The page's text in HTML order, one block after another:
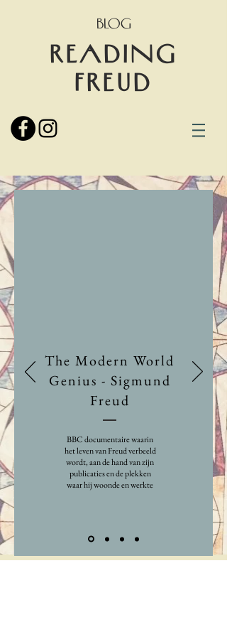
BLOG
READING
FREUD
The Modern World
Genius - Sigmund
Freud
BBC documentaire waarin
het leven van Freud verbeeld
wordt, aan de hand van zijn
publicaties en de plekken
waar hij woonde en werkte